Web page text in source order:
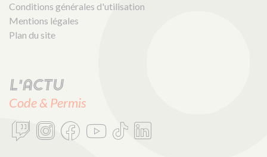
Conditions générales d'utilisation
Mentions légales
Plan du site
L'actu
Code & Permis